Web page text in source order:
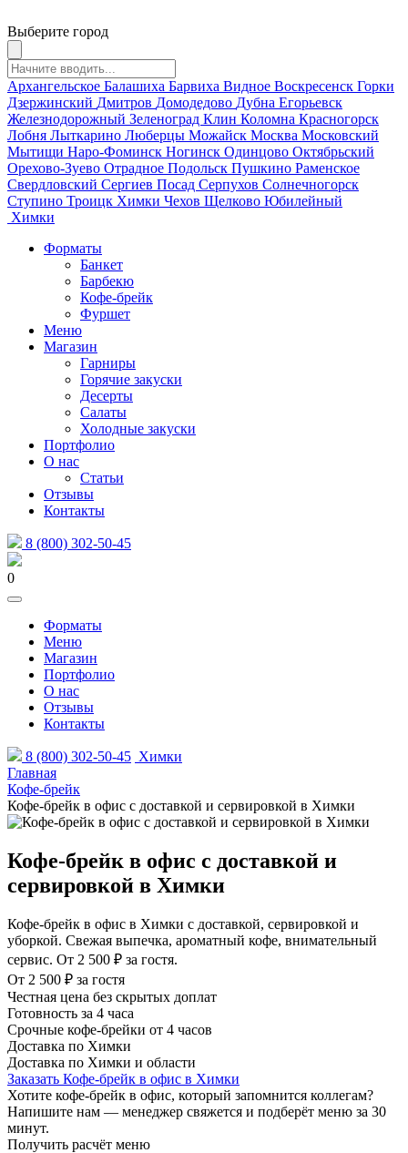
Выберите город
Архангельское Балашиха Барвиха Видное Воскресенск Горки
Дзержинский Дмитров Домодедово Дубна Егорьевск
Железнодорожный Зеленоград Клин Коломна Красногорск
Лобня Лыткарино Люберцы Можайск Москва Московский
Мытищи Наро-Фоминск Ногинск Одинцово Октябрьский
Орехово-Зуево Отрадное Подольск Пушкино Раменское
Свердловский Сергиев Посад Серпухов Солнечногорск
Ступино Троицк Химки Чехов Щелково Юбилейный
Химки
Форматы
Банкет
Барбекю
Кофе-брейк
Фуршет
Меню
Магазин
Гарниры
Горячие закуски
Десерты
Салаты
Холодные закуски
Портфолио
О нас
Статьи
Отзывы
Контакты
8 (800) 302-50-45
0
Форматы
Меню
Магазин
Портфолио
О нас
Отзывы
Контакты
8 (800) 302-50-45 Химки
Главная
Кофе-брейк
Кофе-брейк в офис с доставкой и сервировкой в Химки
Кофе-брейк в офис с доставкой и
сервировкой в Химки
Кофе-брейк в офис в Химки с доставкой, сервировкой и
уборкой. Свежая выпечка, ароматный кофе, внимательный
сервис. От 2 500 ₽ за гостя.
От 2 500 ₽ за гостя
Честная цена без скрытых доплат
Готовность за 4 часа
Срочные кофе-брейки от 4 часов
Доставка по Химки
Доставка по Химки и области
Заказать Кофе-брейк в офис в Химки
Хотите кофе-брейк в офис, который запомнится коллегам?
Напишите нам — менеджер свяжется и подберёт меню за 30
минут.
Получить расчёт меню